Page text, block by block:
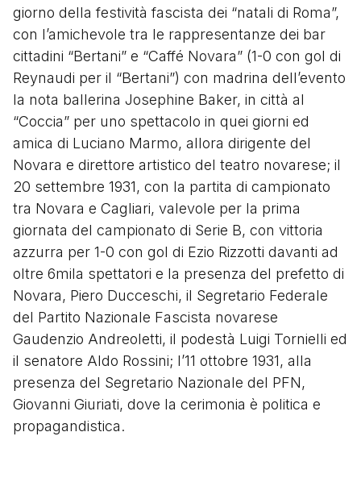
giorno della festività fascista dei “natali di Roma”,
con l’amichevole tra le rappresentanze dei bar
cittadini “Bertani” e “Caffé Novara” (1-0 con gol di
Reynaudi per il “Bertani”) con madrina dell’evento
la nota ballerina Josephine Baker, in città al
“Coccia” per uno spettacolo in quei giorni ed
amica di Luciano Marmo, allora dirigente del
Novara e direttore artistico del teatro novarese; il
20 settembre 1931, con la partita di campionato
tra Novara e Cagliari, valevole per la prima
giornata del campionato di Serie B, con vittoria
azzurra per 1-0 con gol di Ezio Rizzotti davanti ad
oltre 6mila spettatori e la presenza del prefetto di
Novara, Piero Ducceschi, il Segretario Federale
del Partito Nazionale Fascista novarese
Gaudenzio Andreoletti, il podestà Luigi Tornielli ed
il senatore Aldo Rossini; l’11 ottobre 1931, alla
presenza del Segretario Nazionale del PFN,
Giovanni Giuriati, dove la cerimonia è politica e
propagandistica.